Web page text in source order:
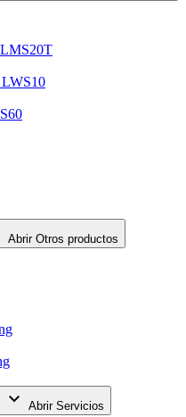
Abrir Otros productos
Abrir Servicios